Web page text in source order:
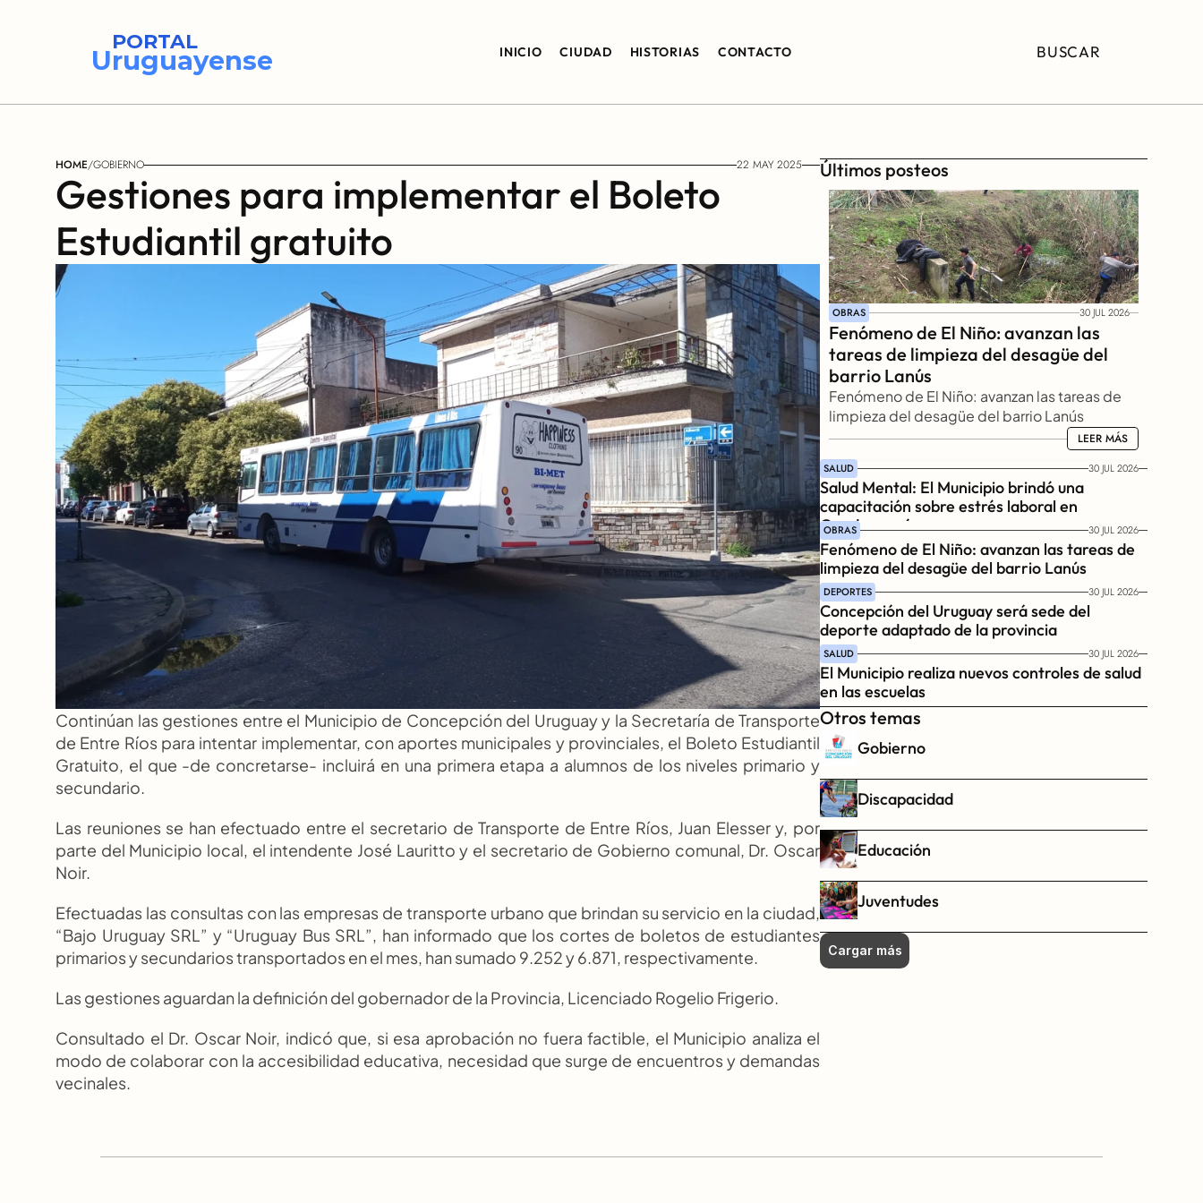
PORTAL
Uruguayense INICIO CIUDAD HISTORIAS CONTACTO BUSCAR
HOME/GOBIERNO 22 MAY 2025
Gestiones para implementar el Boleto
Estudiantil gratuito
Continúan las gestiones entre el Municipio de Concepción del Uruguay y la Secretaría de Transporte
de Entre Ríos para intentar implementar, con aportes municipales y provinciales, el Boleto Estudiantil
Gratuito, el que -de concretarse- incluirá en una primera etapa a alumnos de los niveles primario y
secundario.
Las reuniones se han efectuado entre el secretario de Transporte de Entre Ríos, Juan Elesser y, por
parte del Municipio local, el intendente José Lauritto y el secretario de Gobierno comunal, Dr. Oscar
Noir.
Efectuadas las consultas con las empresas de transporte urbano que brindan su servicio en la ciudad,
“Bajo Uruguay SRL” y “Uruguay Bus SRL”, han informado que los cortes de boletos de estudiantes
primarios y secundarios transportados en el mes, han sumado 9.252 y 6.871, respectivamente.
Las gestiones aguardan la definición del gobernador de la Provincia, Licenciado Rogelio Frigerio.
Consultado el Dr. Oscar Noir, indicó que, si esa aprobación no fuera factible, el Municipio analiza el
modo de colaborar con la accesibilidad educativa, necesidad que surge de encuentros y demandas
vecinales.
Últimos posteos
OBRAS 30 JUL 2026
Fenómeno de El Niño: avanzan las
tareas de limpieza del desagüe del
barrio Lanús
Fenómeno de El Niño: avanzan las tareas de
limpieza del desagüe del barrio Lanús
LEER MÁS
LEER MÁS
SALUD 30 JUL 2026
Salud Mental: El Municipio brindó una
capacitación sobre estrés laboral en
Gendarmería
OBRAS 30 JUL 2026
Fenómeno de El Niño: avanzan las tareas de
limpieza del desagüe del barrio Lanús
DEPORTES 30 JUL 2026
Concepción del Uruguay será sede del
deporte adaptado de la provincia
SALUD 30 JUL 2026
El Municipio realiza nuevos controles de salud
en las escuelas
Otros temas
Gobierno
Discapacidad
Educación
Juventudes
Cargar más